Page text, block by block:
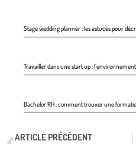
Stage wedding planner : les astuces pour
Travailler dans une start up :
Bachelor RH : comment trouver une
ARTICLE PRÉCÉDENT